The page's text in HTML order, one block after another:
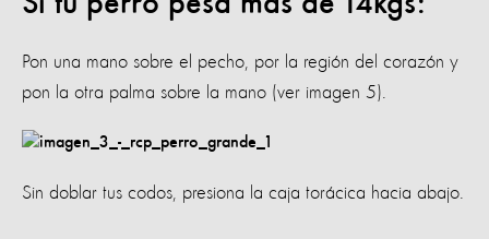
Pon una mano sobre el pecho, por la región del corazón y
pon la otra palma sobre la mano (ver imagen 5).
Sin doblar tus codos, presiona la caja torácica hacia abajo.